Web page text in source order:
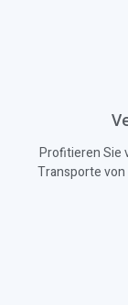
Profitieren Sie
Transporte